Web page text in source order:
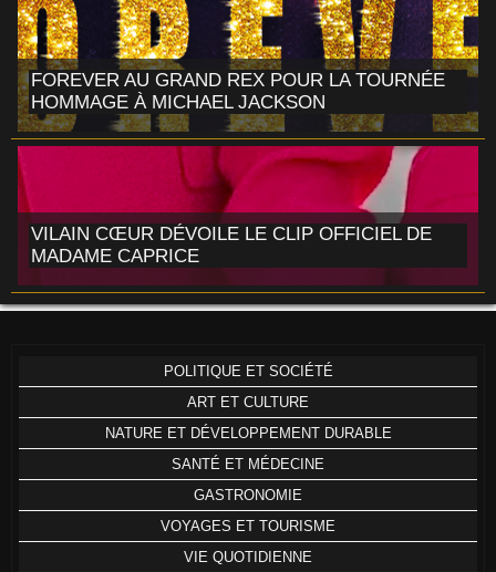
FOREVER AU GRAND REX POUR LA TOURNÉE
HOMMAGE À MICHAEL JACKSON
VILAIN CŒUR DÉVOILE LE CLIP OFFICIEL DE
MADAME CAPRICE
POLITIQUE ET SOCIÉTÉ
ART ET CULTURE
NATURE ET DÉVELOPPEMENT DURABLE
SANTÉ ET MÉDECINE
GASTRONOMIE
VOYAGES ET TOURISME
VIE QUOTIDIENNE